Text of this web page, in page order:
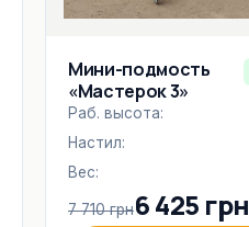
Мини-подмость
«Мастерок 3»
Раб. высота:
Настил:
Вес:
7 710 грн6 425 грн